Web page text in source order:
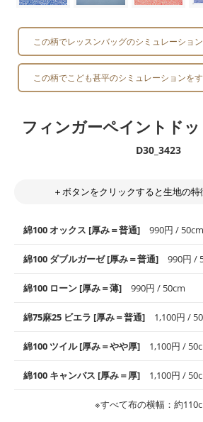
この柄でレッスンバッグのシミュレーショ
この柄でこども甚平のシミュレーションを
フィンガーペイントドッ
D30_3423
＋ボタンをクリックすると生地の特
綿100 オックス [厚み＝普通] 990円 / 50cm
使いやすさNo.1！しなやかさと適度な張り
高さがオックス生地の特徴です。当サイト
般にお使いいただけます。
※レッスンバッグ、上履き袋などの通園通
・布団カバーなどの寝具、カーテン
綿100 ダブルガーゼ [厚み＝普通] 990円 /
柔らかくふんわりとした肌触りが特徴です
チなど直接肌に触れるアイテムに最適です
す。
・スタイ、おくるみなどのベビーグッズ
・ブラウス、チュニック、ワンピースなど
・パジャマなどの寝具
綿100 ローン [厚み＝薄] 990円 / 50cm
上質で薄手の平織りの生地です。軽やかさ
良さが魅力。透け感があるので、涼しげな
・ブラウス、シャツ、チュニックなどのト
綿75麻25 ビエラ [厚み＝普通] 1,100円 /
コットン75％リネン25％の当店のビエラ生
りもふんわりとした柔らかい質感と適度な
綿100 ツイル [厚み＝やや厚] 1,100円 /
綾織りの生地です。しっかりとした張り
らかいのが特徴です。生地の厚みは中厚
綿100 キャンバス [厚み＝厚] 1,100円 /
※すべて布の横幅：約